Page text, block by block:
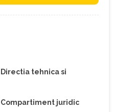
tehnica si
juridic